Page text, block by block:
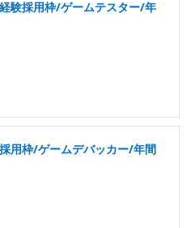
験採用枠/ゲームテスター/年
用枠/ゲームデバッカー/年間